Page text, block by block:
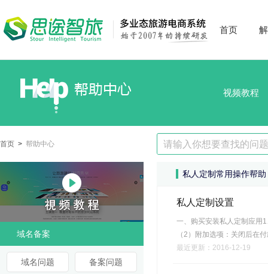
首页
视频教程
首页 > 帮助中心
域名备案
域名问题 备案问题
私人定制常用操作帮助
私人定制设置
一、购买安装私人定制应用
（2）附加选项：关闭后在
最近更新：2016-12-19